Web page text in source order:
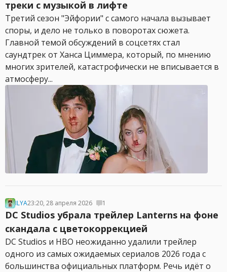
треки с музыкой в лифте
Третий сезон "Эйфории" с самого начала вызывает
споры, и дело не только в поворотах сюжета.
Главной темой обсуждений в соцсетях стал
саундтрек от Ханса Циммера, который, по мнению
многих зрителей, катастрофически не вписывается в
атмосферу...
ILYA23:20, 28 апреля 2026 1
DC Studios убрала трейлер Lanterns на фоне
скандала с цветокоррекцией
DC Studios и HBO неожиданно удалили трейлер
одного из самых ожидаемых сериалов 2026 года с
большинства официальных платформ. Речь идёт о